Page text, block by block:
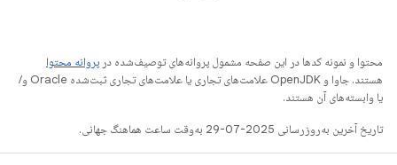
محتوا و نمونه کدها در این صفحه مشمول پروانه‌های توصیف‌شده در پروانه محتوا
هستند. جاوا و OpenJDK علامت‌های تجاری یا علامت‌های تجاری ثبت‌شده Oracle و/
یا وابسته‌های آن هستند.
تاریخ آخرین به‌روزرسانی 2025-07-29 به‌وقت ساعت هماهنگ جهانی.